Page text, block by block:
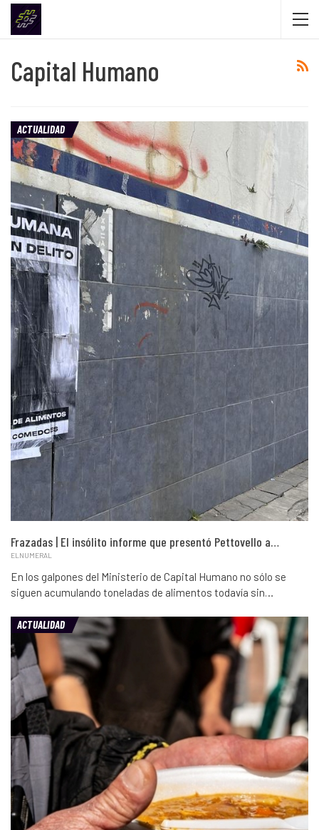
Capital Humano
ACTUALIDAD
Frazadas | El insólito informe que presentó Pettovello a…
ELNUMERAL
En los galpones del Ministerio de Capital Humano no sólo se
siguen acumulando toneladas de alimentos todavía sin…
ACTUALIDAD